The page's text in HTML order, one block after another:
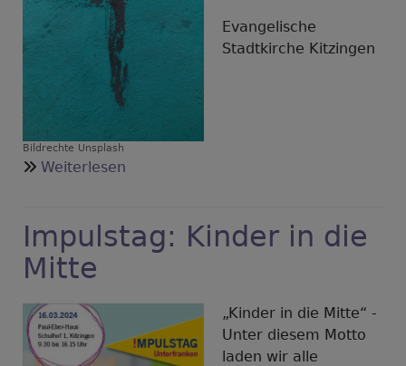
Bildrechte Unsplash
Evangelische
Stadtkirche Kitzingen
Weiterlesen
Musik
Sterbestunde
Impulstag: Kinder in die
Mitte
„Kinder in die Mitte“ -
Unter diesem Motto
laden wir alle